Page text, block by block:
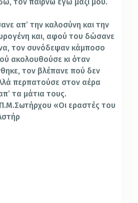
απ’ την καλοσύνη και την
και, αφού του δώσανε
τον συνόδεψαν κάμποσο
ακολουθούσε κι όταν
τον βλέπανε πού δεν
περπατούσε στον αέρα
τα μάτια τους.
«Οι εραστές του